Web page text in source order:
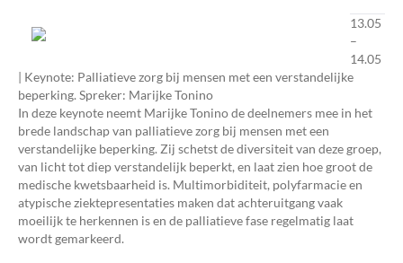
13.05
–
14.05
| Keynote: Palliatieve zorg bij mensen met een verstandelijke
beperking. Spreker: Marijke Tonino
In deze keynote neemt Marijke Tonino de deelnemers mee in het
brede landschap van palliatieve zorg bij mensen met een
verstandelijke beperking. Zij schetst de diversiteit van deze groep,
van licht tot diep verstandelijk beperkt, en laat zien hoe groot de
medische kwetsbaarheid is. Multimorbiditeit, polyfarmacie en
atypische ziektepresentaties maken dat achteruitgang vaak
moeilijk te herkennen is en de palliatieve fase regelmatig laat
wordt gemarkeerd.